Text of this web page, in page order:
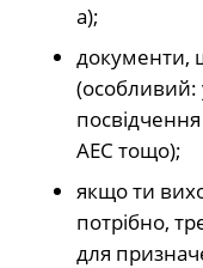
а);
документи,
(особливий:
посвідчення
АЕС тощо);
якщо ти
потрібно,
для